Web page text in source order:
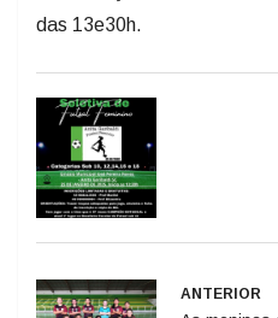
das 13e30h.
ANTERIOR